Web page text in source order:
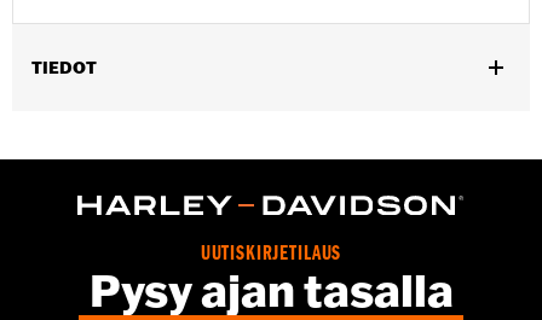
TIEDOT
In the Box: Lock and instructions
Remove lock before operating motorcycle. Failure to
remove lock could result in death or serious injury.
UUTISKIRJETILAUS
Pysy ajan tasalla